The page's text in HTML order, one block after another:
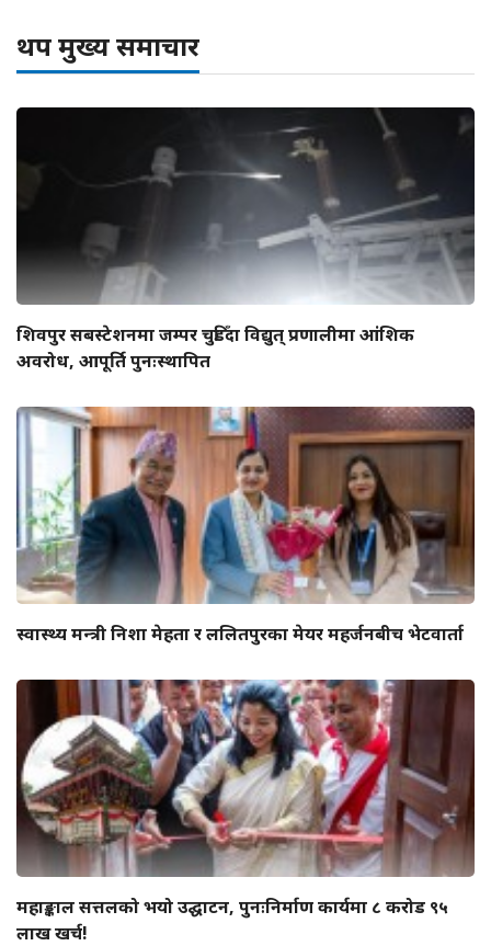
थप मुख्य समाचार
शिवपुर सबस्टेशनमा जम्पर चुडिँदा विद्युत् प्रणालीमा आंशिक
अवरोध, आपूर्ति पुनःस्थापित
स्वास्थ्य मन्त्री निशा मेहता र ललितपुरका मेयर महर्जनबीच भेटवार्ता
महाङ्काल सत्तलको भयो उद्घाटन, पुनःनिर्माण कार्यमा ८ करोड ९५
लाख खर्च!